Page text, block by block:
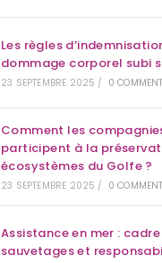
Les règles
dommage corporel subi
23 SEPTEMBRE 2025 / 0
Comment les
participent à la
écosystèmes du Golfe ?
23 SEPTEMBRE 2025 / 0
Assistance en mer :
sauvetages et